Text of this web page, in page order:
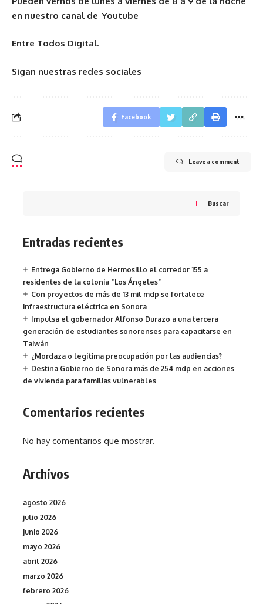
en nuestro canal de Youtube
Entre Todos Digital.
Sigan nuestras redes sociales
Facebook
Leave a comment
Buscar
Entradas recientes
Entrega Gobierno de Hermosillo el corredor 155 a
residentes de la colonia “Los Ángeles”
Con proyectos de más de 13 mil mdp se fortalece
infraestructura eléctrica en Sonora
Impulsa el gobernador Alfonso Durazo a una tercera
generación de estudiantes sonorenses para capacitarse en
Taiwán
¿Mordaza o legítima preocupación por las audiencias?
Destina Gobierno de Sonora más de 254 mdp en acciones
de vivienda para familias vulnerables
Comentarios recientes
No hay comentarios que mostrar.
Archivos
agosto 2026
julio 2026
junio 2026
mayo 2026
abril 2026
marzo 2026
febrero 2026